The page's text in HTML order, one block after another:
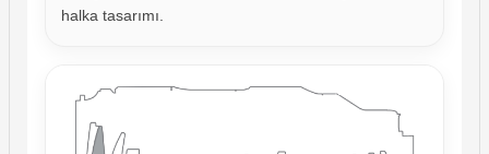
halka tasarımı.